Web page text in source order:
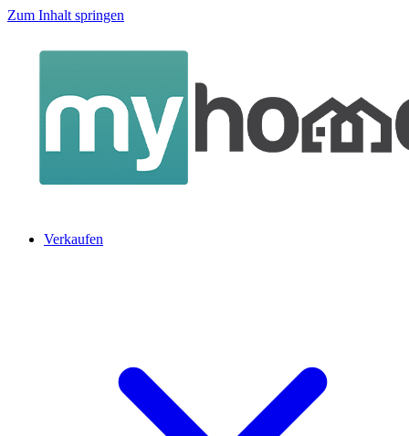
Zum Inhalt springen
Verkaufen